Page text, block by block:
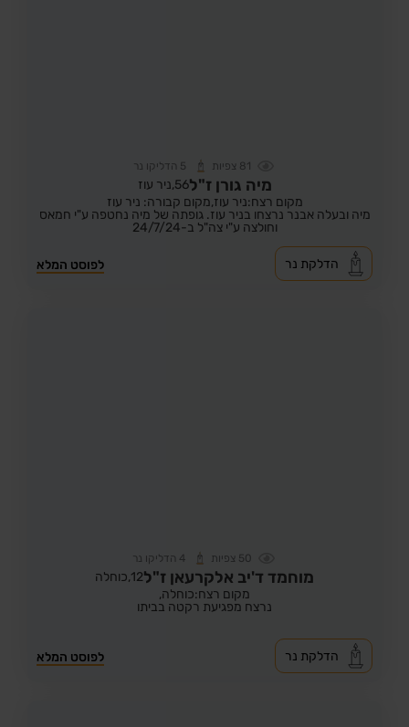
81 צפיות 5 הדליקו נר
מיה גורן ז"ל56, ניר עוז
מקום רצח:ניר עוז,מקום קבורה: ניר עוז
מיה ובעלה אבנר נרצחו בניר עוז. גופתה של מיה נחטפה ע"י חמאס
וחולצה ע"י צה"ל ב-24/7/24
לפוסט המלא הדלקת נר
50 צפיות 4 הדליקו נר
מוחמד ד'יב אלקרעאן ז"ל12, כוחלה
מקום רצח:כוחלה,
נרצח מפגיעת רקטה בביתו
לפוסט המלא הדלקת נר